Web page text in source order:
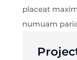
placeat
numuam